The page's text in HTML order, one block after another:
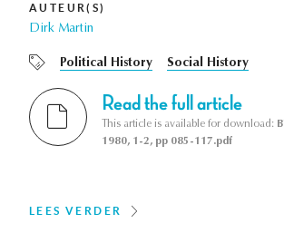
AUTEUR(S)
Dirk Martin
Political History Social History
Read the full article
This article is available for download:
1980, 1-2, pp 085-117.pdf
LEES VERDER